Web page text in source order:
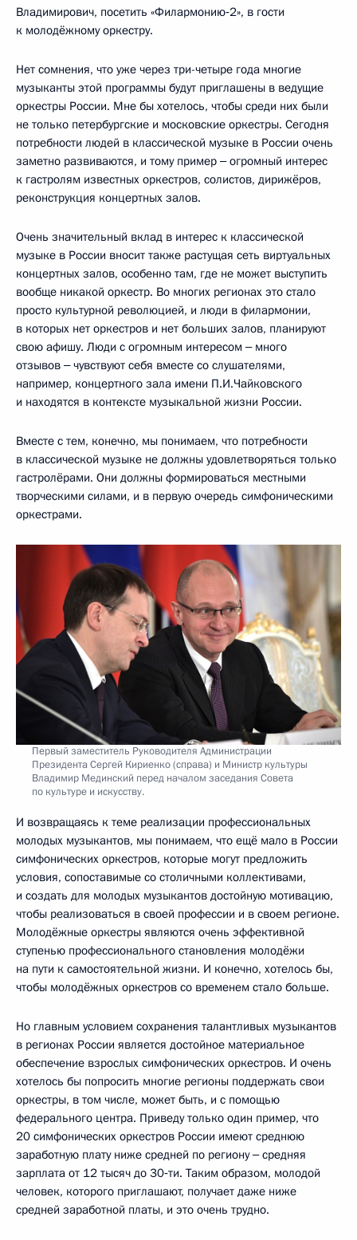
Владимирович, посетить «Филармонию‑2», в гости
к молодёжному оркестру.
Нет сомнения, что уже через три-четыре года многие
музыканты этой программы будут приглашены в ведущие
оркестры России. Мне бы хотелось, чтобы среди них были
не только петербургские и московские оркестры. Сегодня
потребности людей в классической музыке в России очень
заметно развиваются, и тому пример ‒ огромный интерес
к гастролям известных оркестров, солистов, дирижёров,
реконструкция концертных залов.
Очень значительный вклад в интерес к классической
музыке в России вносит также растущая сеть виртуальных
концертных залов, особенно там, где не может выступить
вообще никакой оркестр. Во многих регионах это стало
просто культурной революцией, и люди в филармонии,
в которых нет оркестров и нет больших залов, планируют
свою афишу. Люди с огромным интересом ‒ много
отзывов ‒ чувствуют себя вместе со слушателями,
например, концертного зала имени П.И.Чайковского
и находятся в контексте музыкальной жизни России.
Вместе с тем, конечно, мы понимаем, что потребности
в классической музыке не должны удовлетворяться только
гастролёрами. Они должны формироваться местными
творческими силами, и в первую очередь симфоническими
оркестрами.
Первый заместитель Руководителя Администрации
Президента Сергей Кириенко (справа) и Министр культуры
Владимир Мединский перед началом заседания Совета
по культуре и искусству.
И возвращаясь к теме реализации профессиональных
молодых музыкантов, мы понимаем, что ещё мало в России
симфонических оркестров, которые могут предложить
условия, сопоставимые со столичными коллективами,
и создать для молодых музыкантов достойную мотивацию,
чтобы реализоваться в своей профессии и в своем регионе.
Молодёжные оркестры являются очень эффективной
ступенью профессионального становления молодёжи
на пути к самостоятельной жизни. И конечно, хотелось бы,
чтобы молодёжных оркестров со временем стало больше.
Но главным условием сохранения талантливых музыкантов
в регионах России является достойное материальное
обеспечение взрослых симфонических оркестров. И очень
хотелось бы попросить многие регионы поддержать свои
оркестры, в том числе, может быть, и с помощью
федерального центра. Приведу только один пример, что
20 симфонических оркестров России имеют среднюю
заработную плату ниже средней по региону ‒ средняя
зарплата от 12 тысяч до 30‑ти. Таким образом, молодой
человек, которого приглашают, получает даже ниже
средней заработной платы, и это очень трудно.